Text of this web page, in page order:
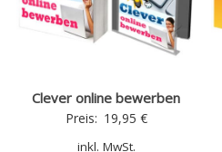
Clever online bewerben
Preis: 19,95 €
inkl. MwSt.